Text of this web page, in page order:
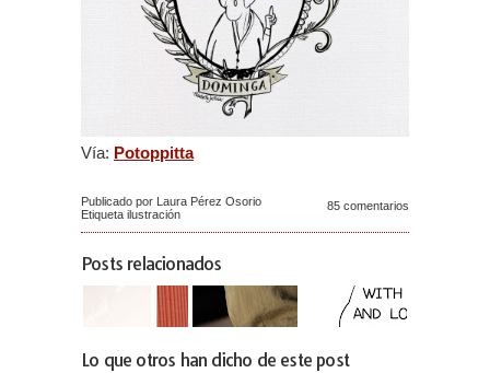
Vía: Potoppitta
Publicado por Laura Pérez Osorio
Etiqueta ilustración
85 comentarios
Posts relacionados
Lo que otros han dicho de este post